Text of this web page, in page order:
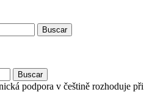
Buscar
Buscar
podpora v češtině rozhoduje při